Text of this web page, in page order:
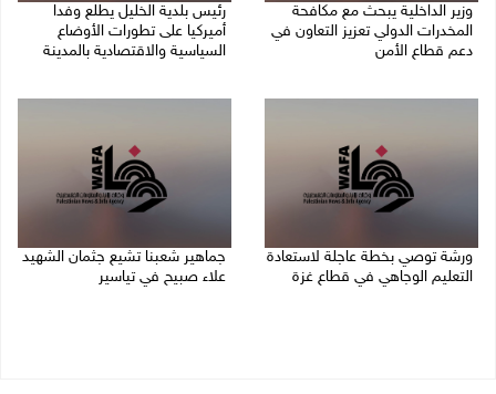
وزير الداخلية يبحث مع مكافحة
المخدرات الدولي تعزيز التعاون في
دعم قطاع الأمن
رئيس بلدية الخليل يطلع وفدا
أميركيا على تطورات الأوضاع
السياسية والاقتصادية بالمدينة
ورشة توصي بخطة عاجلة لاستعادة
التعليم الوجاهي في قطاع غزة
جماهير شعبنا تشيع جثمان الشهيد
علاء صبيح في تياسير